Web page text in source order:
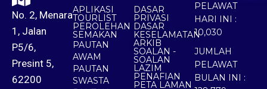
No. 2, Menara
1, Jalan
P5/6,
Presint 5,
62200
APLIKASI
TOURLIST
PEROLEHAN
SEMAKAN
PAUTAN
AWAM
PAUTAN
SWASTA
DASAR
PRIVASI
DASAR
KESELAMATAN
ARKIB
SOALAN -
SOALAN
LAZIM
PENAFIAN
PETA LAMAN
PELAWAT
HARI INI :
10,030
JUMLAH
PELAWAT
BULAN INI :